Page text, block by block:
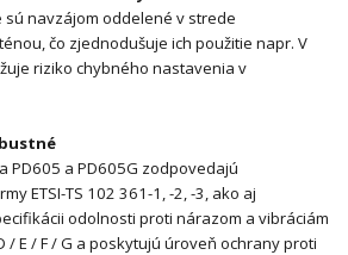
sú navzájom oddelené v strede
čo zjednodušuje ich použitie napr. V
riziko chybného nastavenia v
PD605 a PD605G zodpovedajú
ETSI-TS 102 361-1, -2, -3, ako aj
odolnosti proti nárazom a vibráciám
/ E / F / G a poskytujú úroveň ochrany proti